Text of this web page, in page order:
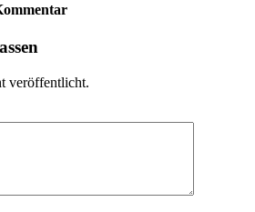
veröffentlicht.